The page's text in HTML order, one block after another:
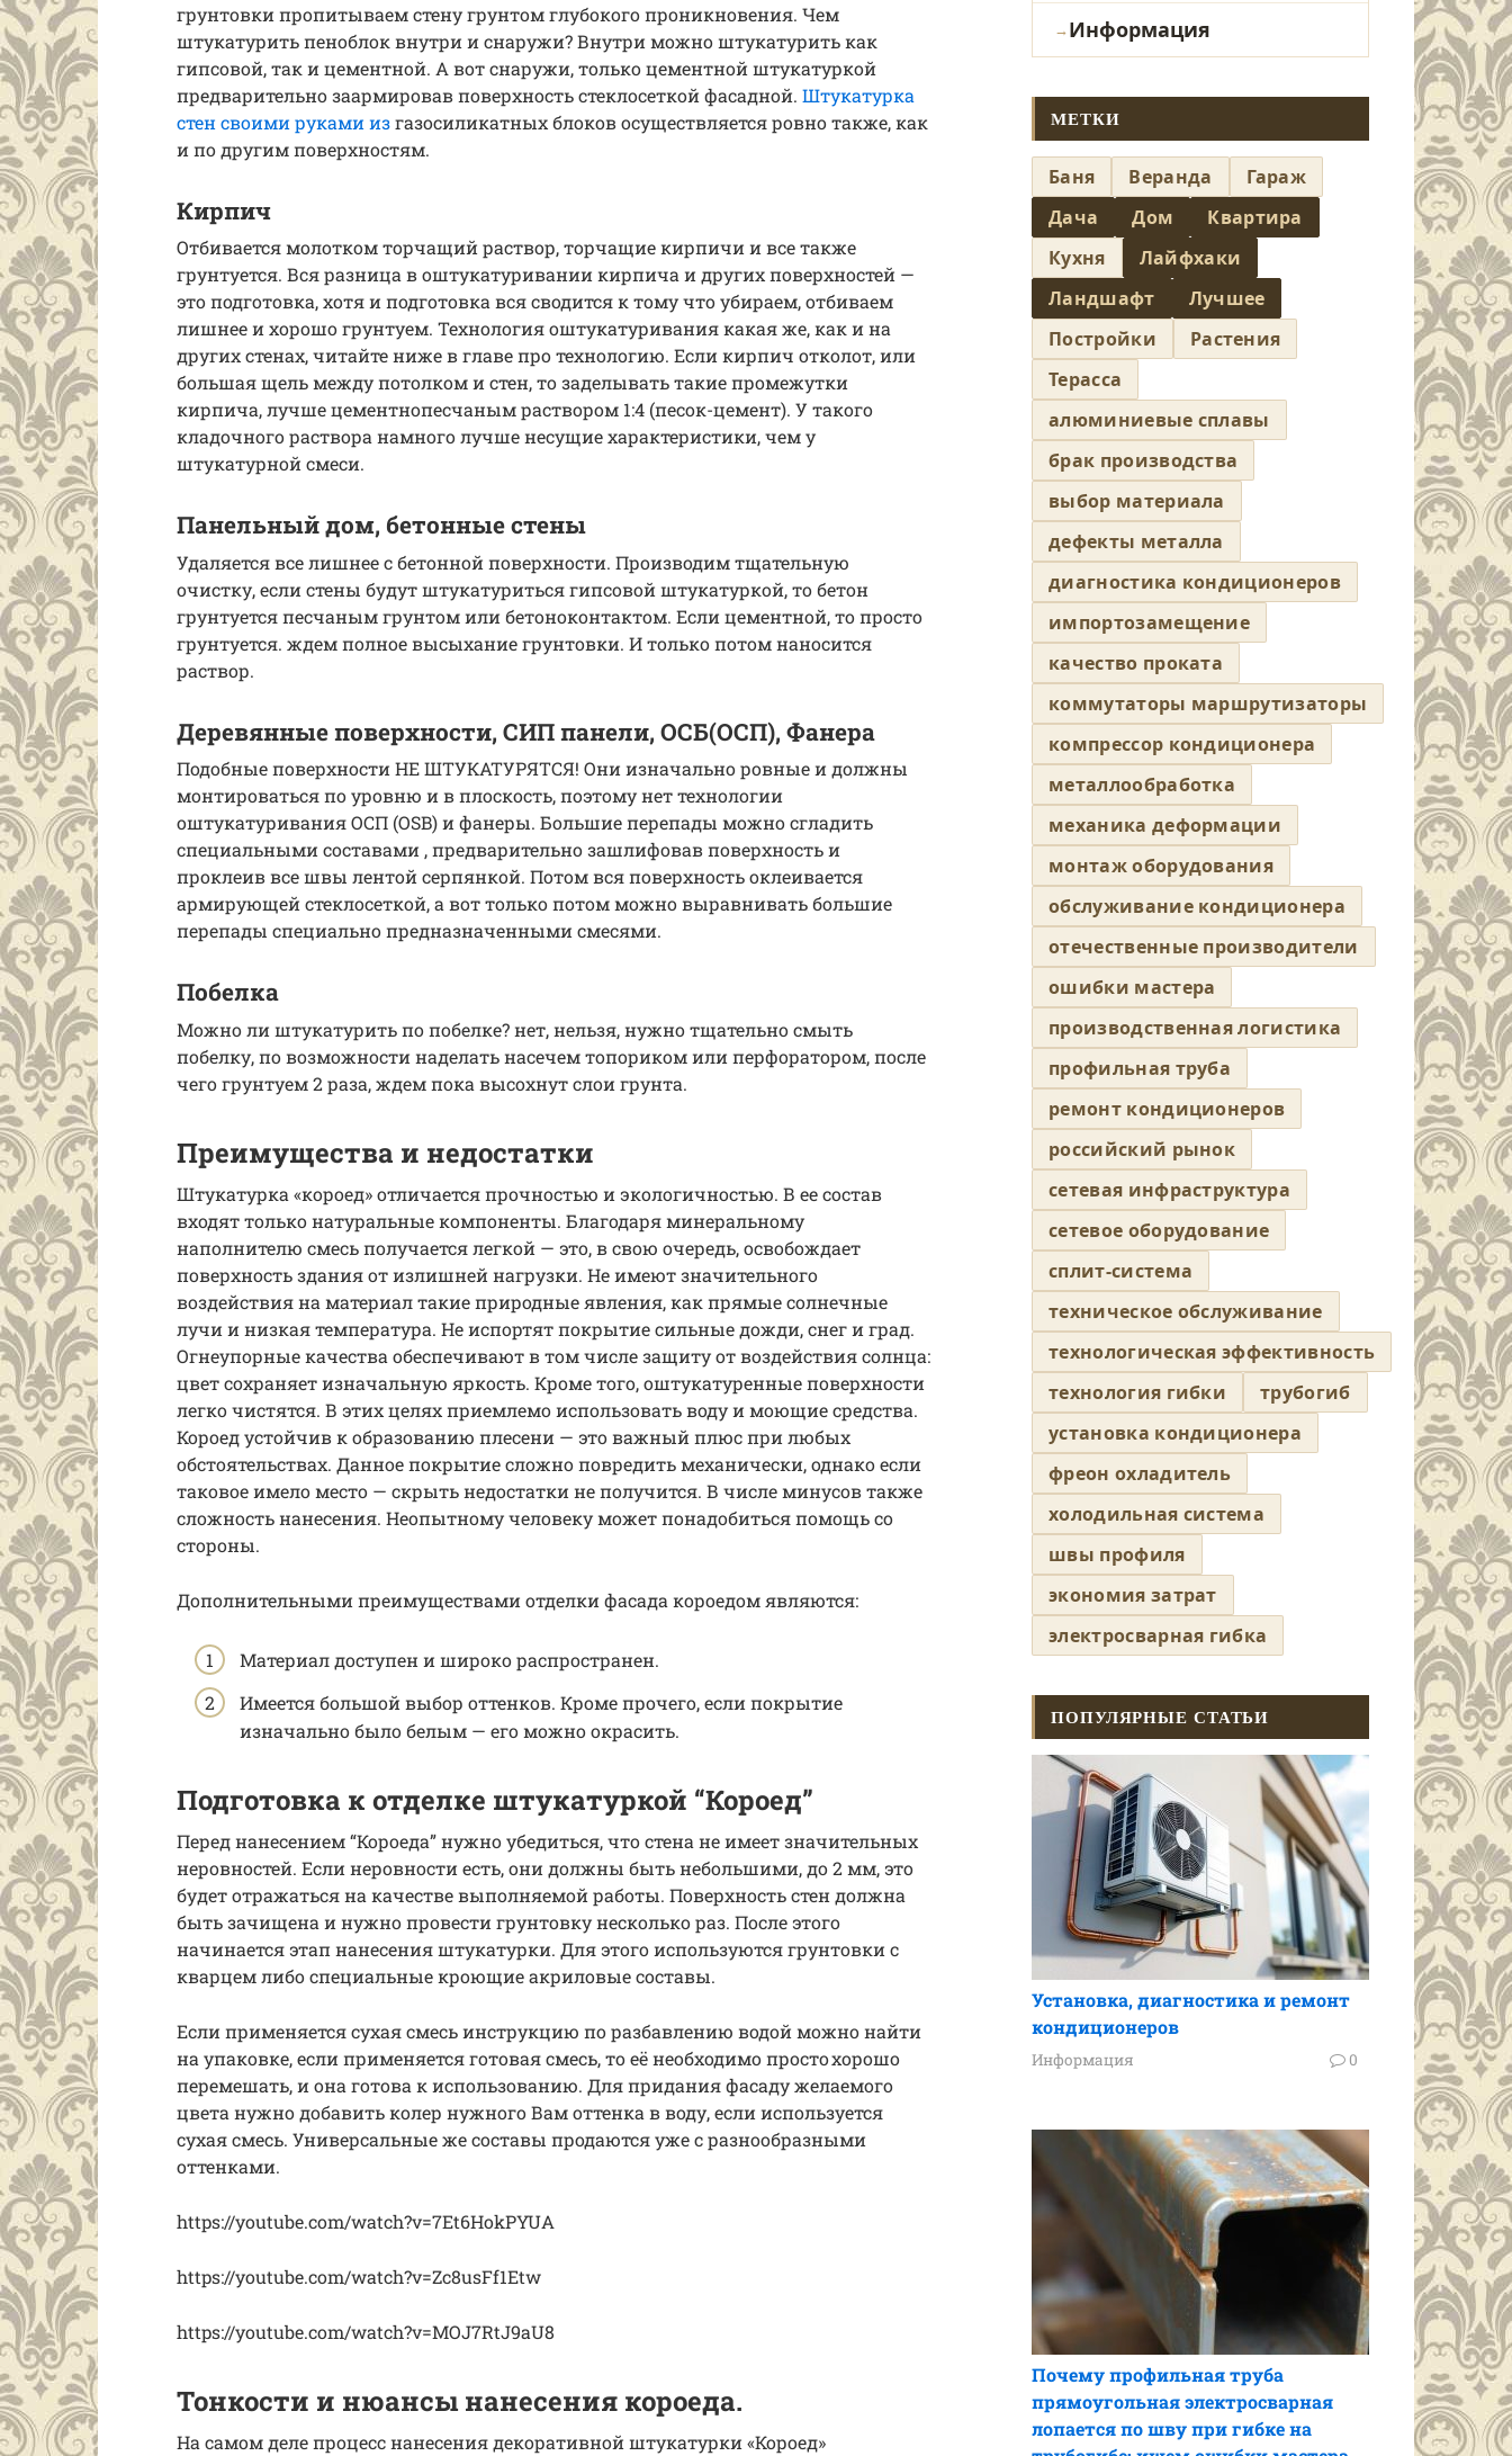
грунтовки пропитываем стену грунтом глубокого проникновения. Чем
штукатурить пеноблок внутри и снаружи? Внутри можно штукатурить как
гипсовой, так и цементной. А вот снаружи, только цементной штукатуркой
предварительно заармировав поверхность стеклосеткой фасадной. Штукатурка
стен своими руками изгазосиликатных блоков осуществляется ровно также, как
и по другим поверхностям.
Кирпич
Отбивается молотком торчащий раствор, торчащие кирпичи и все также
грунтуется. Вся разница в оштукатуривании кирпича и других поверхностей —
это подготовка, хотя и подготовка вся сводится к тому что убираем, отбиваем
лишнее и хорошо грунтуем. Технология оштукатуривания какая же, как и на
других стенах, читайте ниже в главе про технологию. Если кирпич отколот, или
большая щель между потолком и стен, то заделывать такие промежутки
кирпича, лучше цементнопесчаным раствором 1:4 (песок-цемент). У такого
кладочного раствора намного лучше несущие характеристики, чем у
штукатурной смеси.
Панельный дом, бетонные стены
Удаляется все лишнее с бетонной поверхности. Производим тщательную
очистку, если стены будут штукатуриться гипсовой штукатуркой, то бетон
грунтуется песчаным грунтом или бетоноконтактом. Если цементной, то просто
грунтуется. ждем полное высыхание грунтовки. И только потом наносится
раствор.
Деревянные поверхности, СИП панели, ОСБ(ОСП), Фанера
Подобные поверхности НЕ ШТУКАТУРЯТСЯ! Они изначально ровные и должны
монтироваться по уровню и в плоскость, поэтому нет технологии
оштукатуривания ОСП (OSB) и фанеры. Большие перепады можно сгладить
специальными составами , предварительно зашлифовав поверхность и
проклеив все швы лентой серпянкой. Потом вся поверхность оклеивается
армирующей стеклосеткой, а вот только потом можно выравнивать большие
перепады специально предназначенными смесями.
Побелка
Можно ли штукатурить по побелке? нет, нельзя, нужно тщательно смыть
побелку, по возможности наделать насечем топориком или перфоратором, после
чего грунтуем 2 раза, ждем пока высохнут слои грунта.
Преимущества и недостатки
Штукатурка «короед» отличается прочностью и экологичностью. В ее состав
входят только натуральные компоненты. Благодаря минеральному
наполнителю смесь получается легкой — это, в свою очередь, освобождает
поверхность здания от излишней нагрузки. Не имеют значительного
воздействия на материал такие природные явления, как прямые солнечные
лучи и низкая температура. Не испортят покрытие сильные дожди, снег и град.
Огнеупорные качества обеспечивают в том числе защиту от воздействия солнца:
цвет сохраняет изначальную яркость. Кроме того, оштукатуренные поверхности
легко чистятся. В этих целях приемлемо использовать воду и моющие средства.
Короед устойчив к образованию плесени — это важный плюс при любых
обстоятельствах. Данное покрытие сложно повредить механически, однако если
таковое имело место — скрыть недостатки не получится. В числе минусов также
сложность нанесения. Неопытному человеку может понадобиться помощь со
стороны.
Дополнительными преимуществами отделки фасада короедом являются:
Материал доступен и широко распространен.
Имеется большой выбор оттенков. Кроме прочего, если покрытие
изначально было белым — его можно окрасить.
Подготовка к отделке штукатуркой “Короед”
Перед нанесением “Короеда” нужно убедиться, что стена не имеет значительных
неровностей. Если неровности есть, они должны быть небольшими, до 2 мм, это
будет отражаться на качестве выполняемой работы. Поверхность стен должна
быть зачищена и нужно провести грунтовку несколько раз. После этого
начинается этап нанесения штукатурки. Для этого используются грунтовки с
кварцем либо специальные кроющие акриловые составы.
Если применяется сухая смесь инструкцию по разбавлению водой можно найти
на упаковке, если применяется готовая смесь, то её необходимо просто хорошо
перемешать, и она готова к использованию. Для придания фасаду желаемого
цвета нужно добавить колер нужного Вам оттенка в воду, если используется
сухая смесь. Универсальные же составы продаются уже с разнообразными
оттенками.
https://youtube.com/watch?v=7Et6HokPYUA
https://youtube.com/watch?v=Zc8usFf1Etw
https://youtube.com/watch?v=MOJ7RtJ9aU8
Тонкости и нюансы нанесения короеда.
На самом деле процесс нанесения декоративной штукатурки «Короед»
Информация
МЕТКИ
Баня Веранда
Гараж
Дача
Дом
Квартира
Кухня
Лайфхаки
Ландшафт
Лучшее
Постройки
Растения
Терасса
алюминиевые сплавы
брак производства
выбор материала
дефекты металла
диагностика кондиционеров
импортозамещение
качество проката
коммутаторы маршрутизаторы
компрессор кондиционера
металлообработка
механика деформации
монтаж оборудования
обслуживание кондиционера
отечественные производители
ошибки мастера
производственная логистика
профильная труба
ремонт кондиционеров
российский рынок
сетевая инфраструктура
сетевое оборудование
сплит-система
техническое обслуживание
технологическая эффективность
технология гибки
трубогиб
установка кондиционера
фреон охладитель
холодильная система
швы профиля
экономия затрат
электросварная гибка
ПОПУЛЯРНЫЕ СТАТЬИ
Установка, диагностика и ремонт
кондиционеров
Информация 0
Почему профильная труба
прямоугольная электросварная
лопается по шву при гибке на